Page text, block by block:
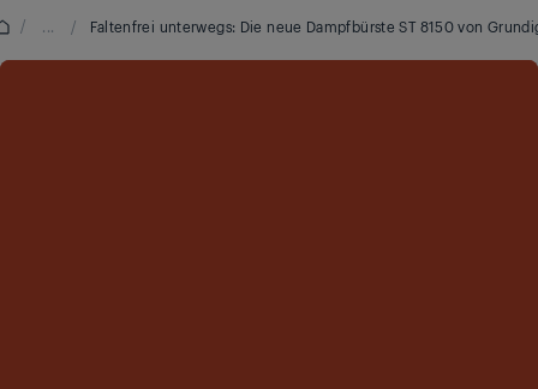
/ ... / Faltenfrei unterwegs: Die neue Dampfbürste ST 8150 von